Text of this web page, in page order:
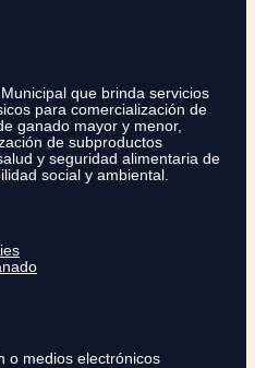
que brinda servicios
para comercialización de
ganado mayor y menor,
de subproductos
y seguridad alimentaria de
social y ambiental.
o medios electrónicos